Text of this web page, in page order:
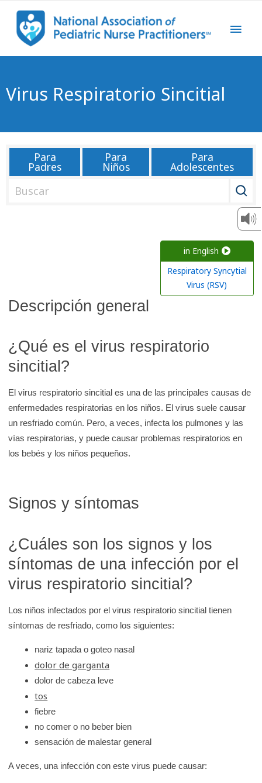
Virus Respiratorio Sincitial
Para
Padres
Para
Niños
Para
Adolescentes
l
b
b
l
i
o
t
e
d
i
d
s
e
a
in English
Respiratory Syncytial
Virus (RSV)
Descripción general
¿Qué es el virus respiratorio
sincitial?
El virus respiratorio sincitial es una de las principales causas de
enfermedades respiratorias en los niños. El virus suele causar
un resfriado común. Pero, a veces, infecta los pulmones y las
vías respiratorias, y puede causar problemas respiratorios en
los bebés y los niños pequeños.
Signos y síntomas
¿Cuáles son los signos y los
síntomas de una infección por el
virus respiratorio sincitial?
Los niños infectados por el virus respiratorio sincitial tienen
síntomas de resfriado, como los siguientes:
nariz tapada o goteo nasal
dolor de garganta
dolor de cabeza leve
tos
fiebre
no comer o no beber bien
sensación de malestar general
A veces, una infección con este virus puede causar: